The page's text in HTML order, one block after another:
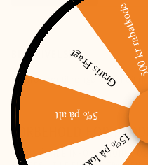
BESKRIVELSE
Filt propper til rengøring af dit
FORBEHOLD FOR
OVENSTÅENDE INFORMATIONER
5% på alt
Gratis Fragt500 kr rabatkode